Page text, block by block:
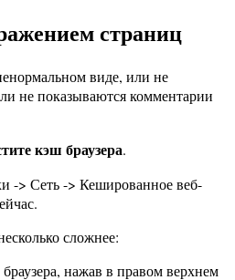
страниц
виде, или не
не показываются комментарии
кэш браузера.
-> Сеть -> Кешированное веб-
сложнее:
нажав в правом верхнем